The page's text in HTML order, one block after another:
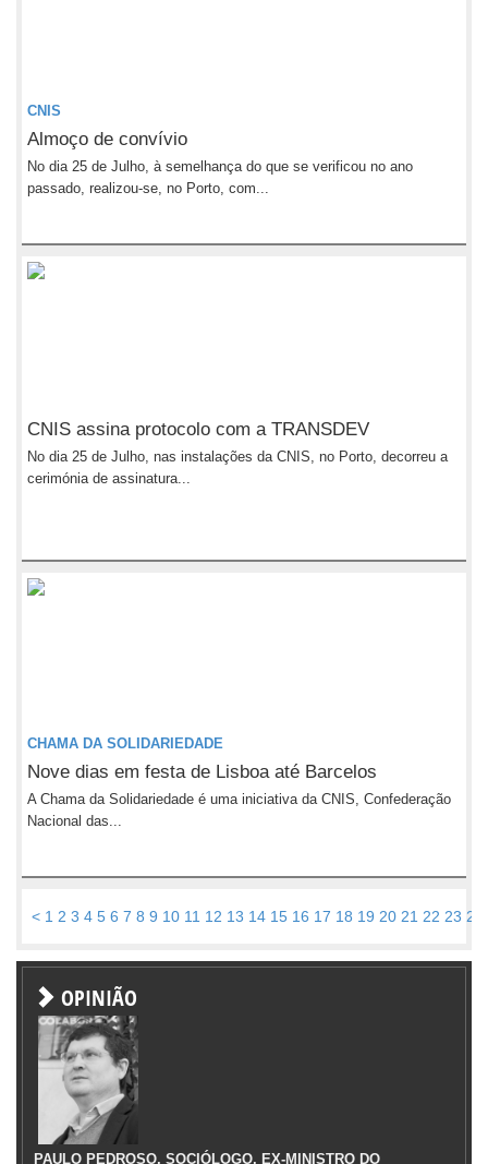
CNIS
Almoço de convívio
No dia 25 de Julho, à semelhança do que se verificou no ano
passado, realizou-se, no Porto, com...
CNIS assina protocolo com a TRANSDEV
No dia 25 de Julho, nas instalações da CNIS, no Porto, decorreu a
cerimónia de assinatura...
CHAMA DA SOLIDARIEDADE
Nove dias em festa de Lisboa até Barcelos
A Chama da Solidariedade é uma iniciativa da CNIS, Confederação
Nacional das...
< 1 2 3 4 5 6 7 8 9 10 11 12 13 14 15 16 17 18 19 20 21 22 23 24
OPINIÃO
PAULO PEDROSO, SOCIÓLOGO, EX-MINISTRO DO